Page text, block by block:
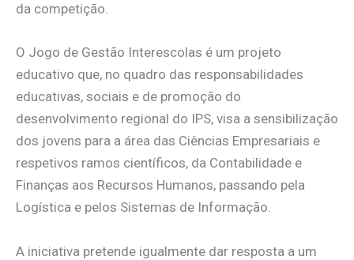
da competição.
O Jogo de Gestão Interescolas é um projeto
educativo que, no quadro das responsabilidades
educativas, sociais e de promoção do
desenvolvimento regional do IPS, visa a sensibilização
dos jovens para a área das Ciências Empresariais e
respetivos ramos científicos, da Contabilidade e
Finanças aos Recursos Humanos, passando pela
Logística e pelos Sistemas de Informação.
A iniciativa pretende igualmente dar resposta a um